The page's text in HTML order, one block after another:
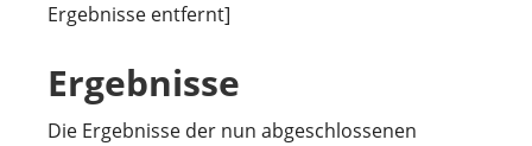
Ergebnisse entfernt]
Ergebnisse
Die Ergebnisse der nun abgeschlossenen